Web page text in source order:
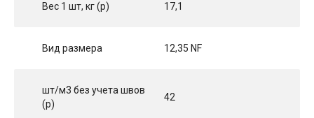
Вес 1 шт, кг (p) 17,1
Вид размера 12,35 NF
шт/м3 без учета швов
(p)
42